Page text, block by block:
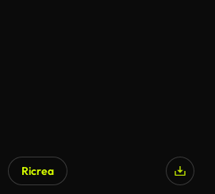
Ricrea